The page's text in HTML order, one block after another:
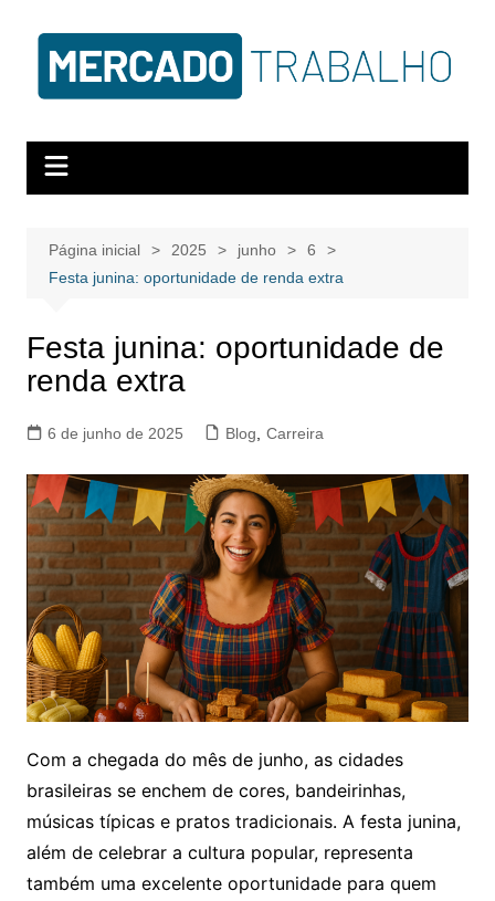
Página inicial 2025 junho
6
Festa junina: oportunidade de renda extra
Festa junina: oportunidade de
renda extra
6 de junho de 2025 Blog Carreira
Com a chegada do mês de junho, as cidades
brasileiras se enchem de cores, bandeirinhas,
músicas típicas e pratos tradicionais. A festa junina,
além de celebrar a cultura popular, representa
também uma excelente oportunidade para quem